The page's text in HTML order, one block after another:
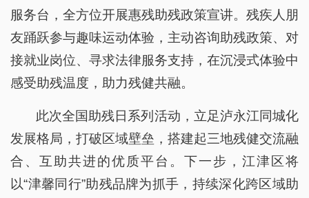
服务台，全方位开展惠残助残政策宣讲。残疾人朋
友踊跃参与趣味运动体验，主动咨询助残政策、对
接就业岗位、寻求法律服务支持，在沉浸式体验中
感受助残温度，助力残健共融。
此次全国助残日系列活动，立足泸永江同城化
发展格局，打破区域壁垒，搭建起三地残健交流融
合、互助共进的优质平台。下一步，江津区将
以“津馨同行”助残品牌为抓手，持续深化跨区域助